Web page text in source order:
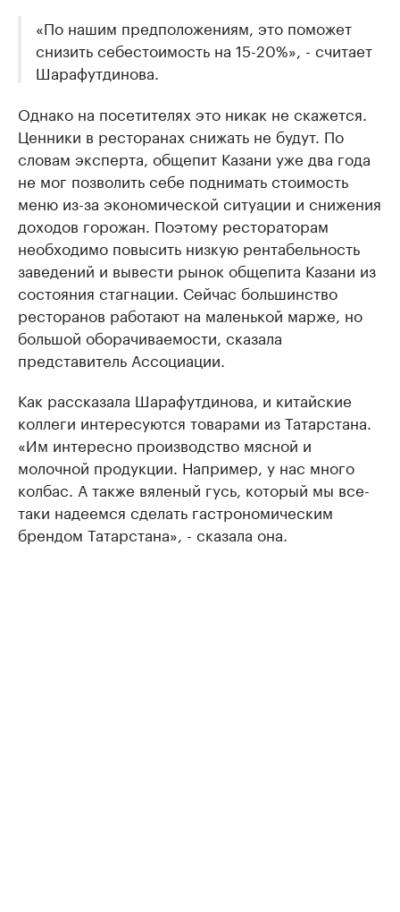
«По нашим предположениям, это поможет
снизить себестоимость на 15-20%», - считает
Шарафутдинова.
Однако на посетителях это никак не скажется.
Ценники в ресторанах снижать не будут. По
словам эксперта, общепит Казани уже два года
не мог позволить себе поднимать стоимость
меню из-за экономической ситуации и снижения
доходов горожан. Поэтому рестораторам
необходимо повысить низкую рентабельность
заведений и вывести рынок общепита Казани из
состояния стагнации. Сейчас большинство
ресторанов работают на маленькой марже, но
большой оборачиваемости, сказала
представитель Ассоциации.
Как рассказала Шарафутдинова, и китайские
коллеги интересуются товарами из Татарстана.
«Им интересно производство мясной и
молочной продукции. Например, у нас много
колбас. А также вяленый гусь, который мы все-
таки надеемся сделать гастрономическим
брендом Татарстана», - сказала она.